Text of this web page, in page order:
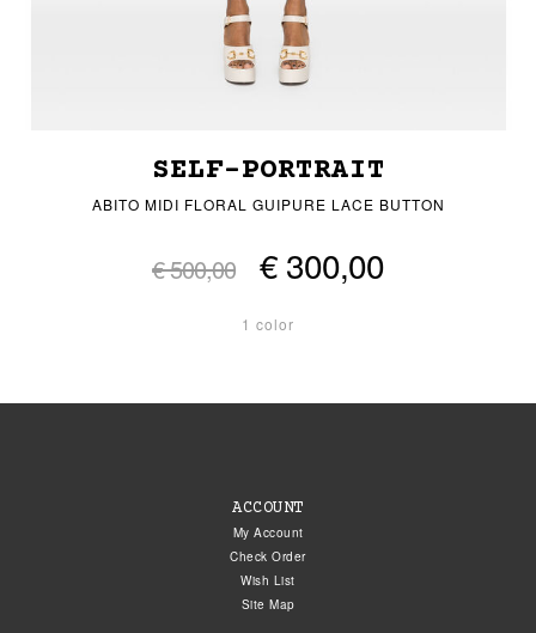
SELF-PORTRAIT
ABITO MIDI FLORAL GUIPURE LACE BUTTON
€ 500,00 € 300,00
1 color
ACCOUNT
My Account
Check Order
Wish List
Site Map